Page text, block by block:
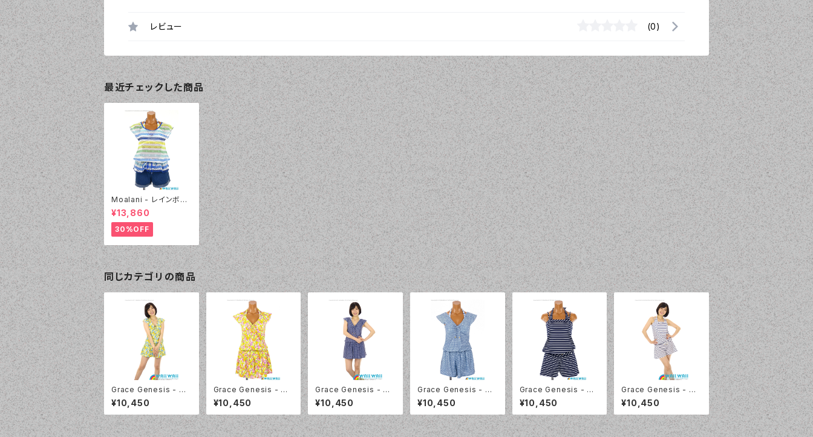
レビュー (0)
最近チェックした商品
Moalani - レインボー
ボーダー 4点セット（46
15 - 70:ブルー）
¥13,860
30%OFF
同じカテゴリの商品
Grace Genesis - 花
柄フレンチスリーブ トリ
ッキー4点セット（5120
- 70:ブルー）
¥10,450
Grace Genesis - 花
柄フレンチスリーブ トリ
ッキー4点セット（5120
- 12:ピンク）
¥10,450
Grace Genesis - フ
レンチスリーブ トリッキ
ー4点セット（5119 - 7
5:ネイビーブルー）
¥10,450
Grace Genesis - フ
レンチスリーブ トリッキ
ー4点セット（5119 - 7
0:ブルー）
¥10,450
Grace Genesis - マ
リンボーダー （5117 -
75:ネイビーブルー）
¥10,450
Grace Genesis - マ
リンボーダー （5117 -
01:ホワイト）
¥10,450